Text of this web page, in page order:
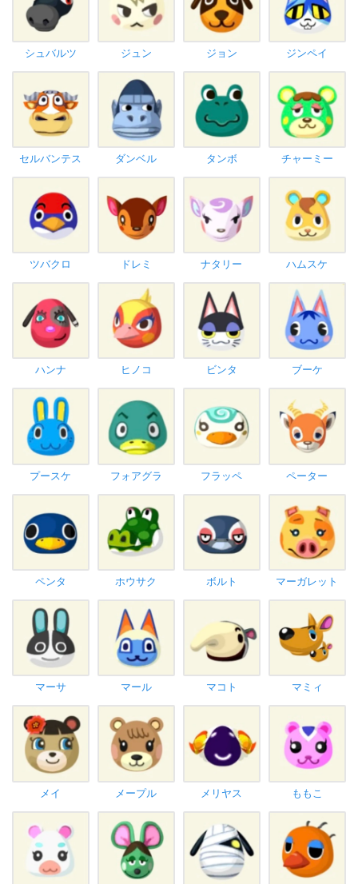
シュバルツ ジュン ジョン ジンペイ
セルバンテス ダンベル タンボ チャーミー
ツバクロ ドレミ ナタリー ハムスケ
ハンナ ヒノコ ビンタ ブーケ
プースケ フォアグラ フラッペ ペーター
ペンタ ホウサク ボルト マーガレット
マーサ マール マコト マミィ
メイ メープル メリヤス ももこ